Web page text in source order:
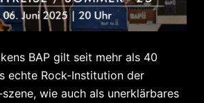
BAP gilt seit mehr als 40
echte Rock-Institution der
wie auch als unerklärbares